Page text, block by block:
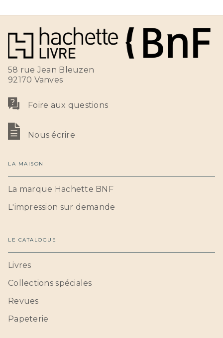
58 rue Jean Bleuzen
92170 Vanves
Foire aux questions
Nous écrire
LA MAISON
La marque Hachette BNF
L'impression sur demande
LE CATALOGUE
Livres
Collections spéciales
Revues
Papeterie